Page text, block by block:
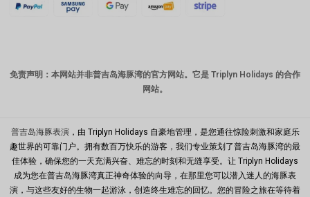
新台币
马来西亚
PHP
港币
新加坡元
免责声明：本网站并非普吉岛海豚湾的官方网站。它是 Triplyn Holidays 的合作
网站。
普吉岛海豚表演，由 Triplyn Holidays 自豪地管理，是您通往惊险刺激和家庭乐
趣世界的可靠门户。拥有数百万快乐的游客，我们专业策划了普吉岛海豚湾的最
佳体验，确保您的一天充满兴奋、难忘的时刻和无缝享受。让 Triplyn Holidays
成为您在普吉岛海豚湾真正神奇体验的向导，在那里您可以潜入迷人的海豚表
演，与这些友好的生物一起游泳，创造终生难忘的回忆。您的冒险之旅在等待着